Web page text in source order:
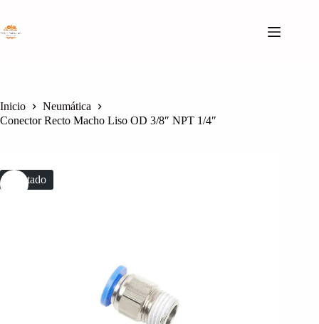
contenido
Inicio
Neumática
Conector Recto Macho Liso OD 3/8″ NPT 1/4″
Agotado